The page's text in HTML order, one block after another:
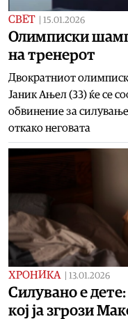
СВЕТ 15.01.2026
Олимписки
на тренерот
Двократниот
Јаник Ањел (33) ќе се
обвинение за
откако неговата
ХРОНИКА 13.01.2026
Силувано е
кој ја згрози